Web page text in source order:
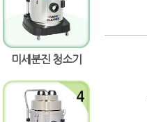
미세분진 청소기